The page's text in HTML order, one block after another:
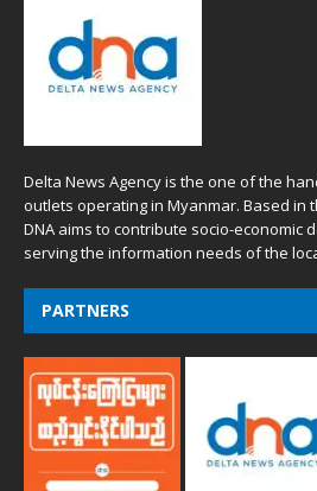
Delta News Agency is the one of the
outlets operating in Myanmar. Based in
DNA aims to contribute socio-economic
serving the information needs of the
PARTNERS